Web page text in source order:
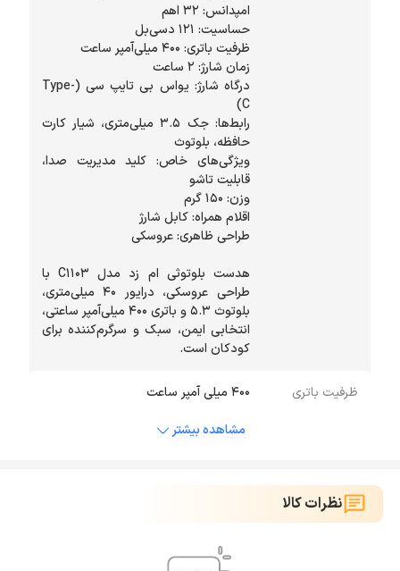
امپدانس: ۳۲ اهم
حساسیت: ۱۲۱ دسی‌بل
ظرفیت باتری: ۴۰۰ میلی‌آمپر ساعت
زمان شارژ: ۲ ساعت
درگاه شارژ: یواس بی تایپ سی (Type-
C)
رابط‌ها: جک ۳.۵ میلی‌متری، شیار کارت
حافظه، بلوتوث
ویژگی‌های خاص: کلید مدیریت صدا،
قابلیت تاشو
وزن: ۱۵۰ گرم
اقلام همراه: کابل شارژ
طراحی ظاهری: عروسکی
هدست بلوتوثی ام زد مدل C1103 با
طراحی عروسکی، درایور ۴۰ میلی‌متری،
بلوتوث ۵.۳ و باتری ۴۰۰ میلی‌آمپر ساعتی،
انتخابی ایمن، سبک و سرگرم‌کننده برای
کودکان است.
ظرفیت باتری
400 میلی آمپر ساعت
مشاهده بیشتر
نظرات کالا